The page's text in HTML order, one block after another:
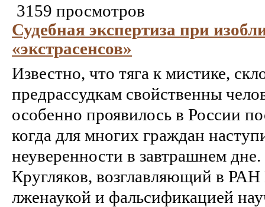
3159 просмотров
Судебная экспертиза при
«экстрасенсов»
Известно, что тяга к мистике,
предрассудкам свойственны
особенно проявилось в России
когда для многих граждан
неуверенности в завтрашнем
Кругляков, возглавляющий в
лженаукой и фальсификацией